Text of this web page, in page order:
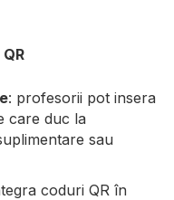
: profesorii pot insera
care duc la
sau
coduri QR în